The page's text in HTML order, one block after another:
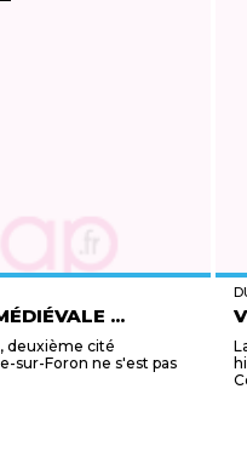
...
deuxième cité
sur-Foron ne s'est pas